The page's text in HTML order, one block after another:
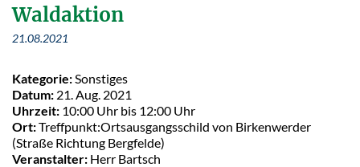
Waldaktion
21.08.2021
Kategorie: Sonstiges
Datum: 21. Aug. 2021
Uhrzeit: 10:00 Uhr bis 12:00 Uhr
Ort:Treffpunkt:Ortsausgangsschild von Birkenwerder
(Straße Richtung Bergfelde)
Veranstalter: Herr Bartsch